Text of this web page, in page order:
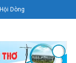
Hội Dòng